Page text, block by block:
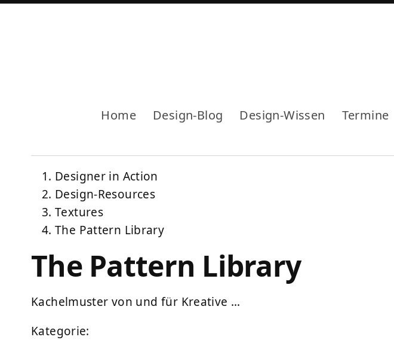
Home Design-Blog Design-Wissen Termine
Designer in Action
Design-Resources
Textures
The Pattern Library
The Pattern Library
Kachelmuster von und für Kreative …
Kategorie: